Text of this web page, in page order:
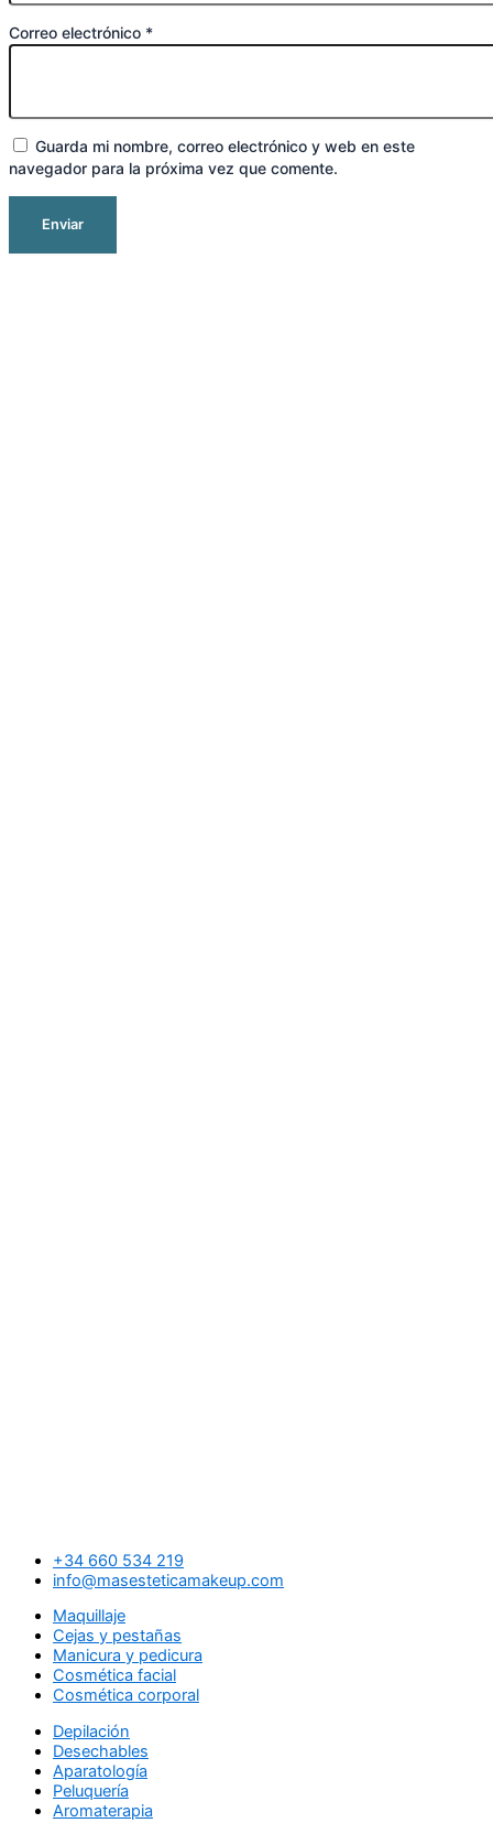
Correo electrónico *
Guarda mi nombre, correo electrónico y web en este
navegador para la próxima vez que comente.
+34 660 534 219
info@masesteticamakeup.com
Maquillaje
Cejas y pestañas
Manicura y pedicura
Cosmética facial
Cosmética corporal
Depilación
Desechables
Aparatología
Peluquería
Aromaterapia